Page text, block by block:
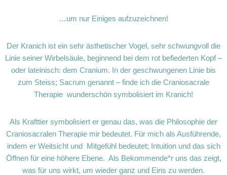
…um nur Einiges aufzuzeichnen!
Der Kranich ist ein sehr ästhetischer Vogel, sehr schwungvoll die
Linie seiner Wirbelsäule, beginnend bei dem rot befiederten Kopf –
oder lateinisch: dem Cranium. In der geschwungenen Linie bis
zum Steiss; Sacrum genannt – finde ich die Craniosacrale
Therapie wunderschön symbolisiert im Kranich!
Als Krafttier symbolisiert er genau das, was die Philosophie der
Craniosacralen Therapie mir bedeutet. Für mich als Ausführende,
indem er Weitsicht und Mitgefühl bedeutet; Intuition und das sich
Öffnen für eine höhere Ebene. Als Bekommende*r uns das zeigt,
was für uns wirkt, um wieder ganz und Eins zu werden.